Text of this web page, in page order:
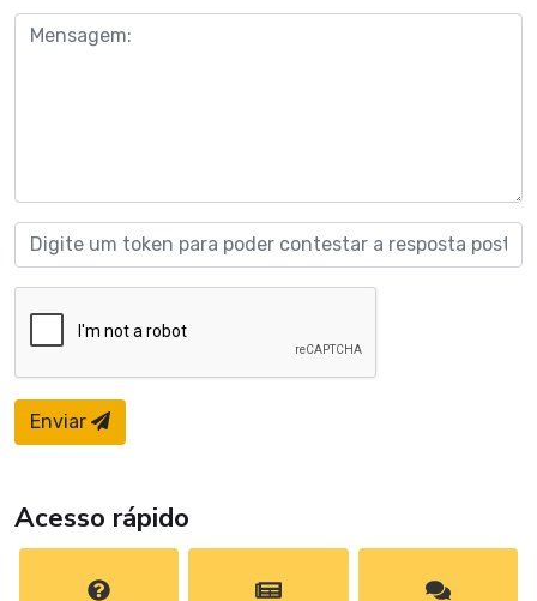
Enviar
Acesso rápido